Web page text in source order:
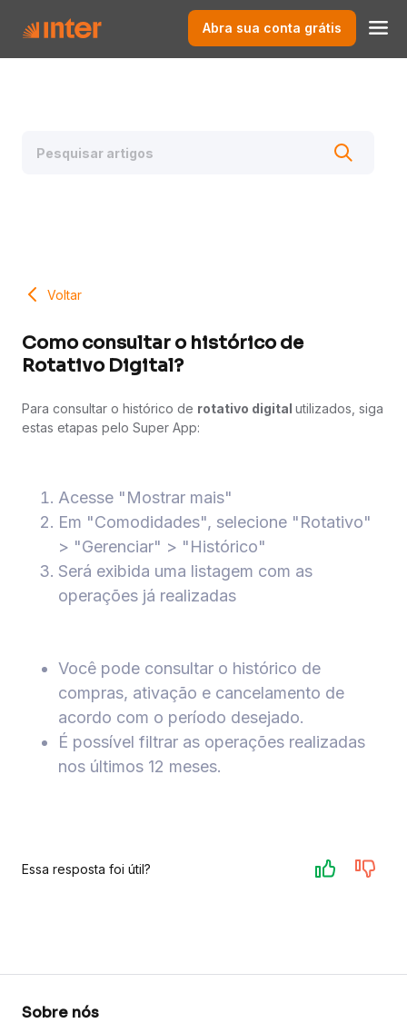
Abra sua conta grátis
Voltar
Como consultar o histórico de
Rotativo Digital?
Para consultar o histórico de rotativo digital utilizados, siga
estas etapas pelo Super App:
Acesse "Mostrar mais"
Em "Comodidades", selecione "Rotativo"
> "Gerenciar" > "Histórico"
Será exibida uma listagem com as
operações já realizadas
Você pode consultar o histórico de
compras, ativação e cancelamento de
acordo com o período desejado.
É possível filtrar as operações realizadas
nos últimos 12 meses.
Essa resposta foi útil?
Sobre nós